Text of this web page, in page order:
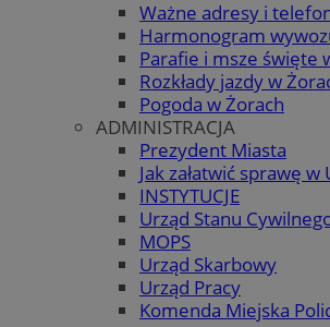
Ważne adresy i
Harmonogram
Parafie i msze święte
Rozkłady jazdy w
Pogoda w Żorach
ADMINISTRACJA
Prezydent Miasta
Jak załatwić sprawę
INSTYTUCJE
Urząd Stanu
MOPS
Urząd Skarbowy
Urząd Pracy
Komenda Miejska